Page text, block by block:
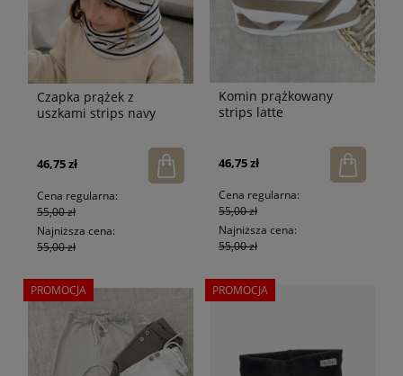
Czapka prążek z
uszkami strips navy
46,75 zł
Cena regularna:
55,00 zł
Najniższa cena:
55,00 zł
Komin prążkowany
strips latte
46,75 zł
Cena regularna:
55,00 zł
Najniższa cena:
55,00 zł
PROMOCJA PROMOCJA